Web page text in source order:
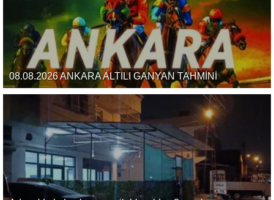
08.08.2026 ANKARA ALTILI GANYAN TAHMİNİ